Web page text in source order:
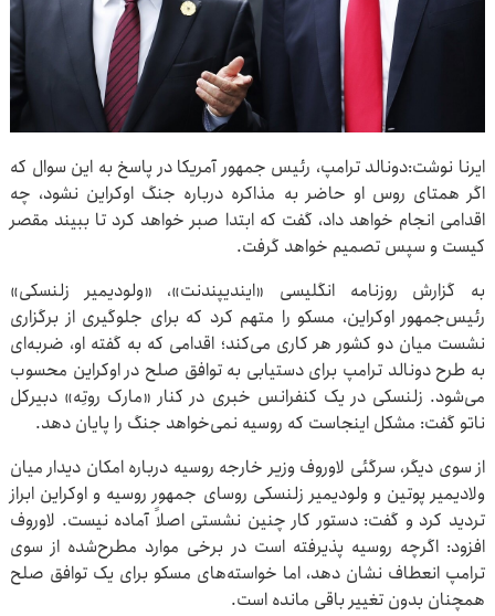
ایرنا نوشت:دونالد ترامپ، رئیس جمهور آمریکا در پاسخ به این سوال که
اگر همتای روس او حاضر به مذاکره درباره جنگ اوکراین نشود، چه
اقدامی انجام خواهد داد، گفت که ابتدا صبر خواهد کرد تا ببیند مقصر
کیست و سپس تصمیم خواهد گرفت.
به گزارش روزنامه انگلیسی «ایندیپندنت»، «ولودیمیر زلنسکی»
رئیس‌جمهور اوکراین، مسکو را متهم کرد که برای جلوگیری از برگزاری
نشست میان دو کشور هر کاری می‌کند؛ اقدامی که به گفته او، ضربه‌ای
به طرح دونالد ترامپ برای دستیابی به توافق صلح در اوکراین محسوب
می‌شود. زلنسکی در یک کنفرانس خبری در کنار «مارک روتِه» دبیرکل
ناتو گفت: مشکل اینجاست که روسیه نمی‌خواهد جنگ را پایان دهد.
از سوی دیگر، سرگئی لاوروف وزیر خارجه روسیه درباره امکان دیدار میان
ولادیمیر پوتین و ولودیمیر زلنسکی روسای جمهور روسیه و اوکراین ابراز
تردید کرد و گفت: دستور کار چنین نشستی اصلاً آماده نیست. لاوروف
افزود: اگرچه روسیه پذیرفته است در برخی موارد مطرح‌شده از سوی
ترامپ انعطاف نشان دهد، اما خواسته‌های مسکو برای یک توافق صلح
همچنان بدون تغییر باقی مانده است.